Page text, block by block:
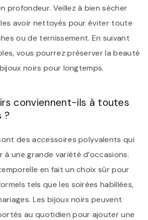
profondeur. Veillez à bien sécher
avoir nettoyés pour éviter toute
ou de ternissement. En suivant
vous pourrez préserver la beauté
noirs pour longtemps.
conviennent-ils à toutes
?
des accessoires polyvalents qui
à une grande variété d’occasions.
en fait un choix sûr pour
tels que les soirées habillées,
Les bijoux noirs peuvent
au quotidien pour ajouter une